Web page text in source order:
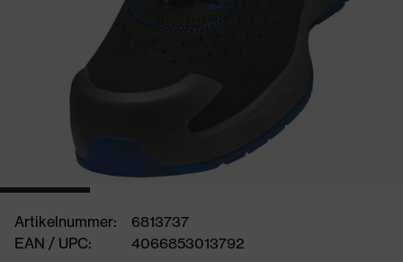
Artikelnummer:
6813737
EAN / UPC:
4066853013792